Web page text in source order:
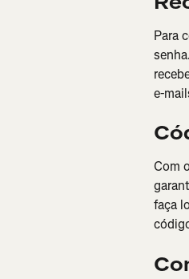
Para
e-
Com
faça